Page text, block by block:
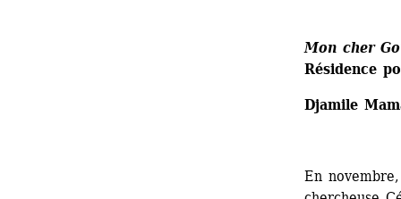
Mon cher
Résidence
Djamile
En